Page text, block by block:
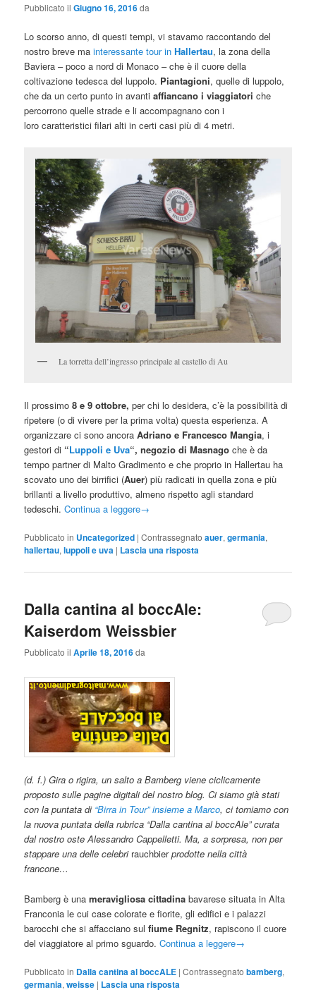
Pubblicato ilGiugno 16, 2016da
Lo scorso anno, di questi tempi, vi stavamo raccontando del
nostro breve mainteressante tour inHallertau, la zona della
Baviera – poco a nord di Monaco – che è il cuore della
coltivazione tedesca del luppolo. Piantagioni, quelle di luppolo,
che da un certo punto in avantiaffiancano i viaggiatori che
percorrono quelle strade e li accompagnano con i
loro caratteristici filari alti in certi casi più di 4 metri.
La torretta dell’ingresso principale al castello di Au
Il prossimo8 e 9 ottobre, per chi lo desidera, c’è la possibilità di
ripetere (o di vivere per la prima volta) questa esperienza. A
organizzare ci sono ancoraAdriano e Francesco Mangia, i
gestori di “Luppoli e Uva“, negozio di Masnago che è da
tempo partner di Malto Gradimento e che proprio in Hallertau ha
scovato uno dei birrifici (Auer) più radicati in quella zona e più
brillanti a livello produttivo, almeno rispetto agli standard
tedeschi.Continua a leggere→
Pubblicato in Uncategorized |Contrassegnato auer,germania,
hallertau,luppoli e uva | Lascia una risposta
Dalla cantina al boccAle:
Kaiserdom Weissbier
Pubblicato ilAprile 18, 2016da
(d. f.) Gira o rigira, un salto a Bamberg viene ciclicamente
proposto sulle pagine digitali del nostro blog. Ci siamo già stati
con la puntata di “Birra in Tour” insieme a Marco, ci torniamo con
la nuova puntata della rubrica “Dalla cantina al boccAle” curata
dal nostro oste Alessandro Cappelletti. Ma, a sorpresa, non per
stappare una delle celebri rauchbierprodotte nella città
francone…
Bamberg è unameravigliosa cittadina bavarese situata in Alta
Franconia le cui case colorate e fiorite, gli edifici e i palazzi
barocchi che si affacciano sulfiume Regnitz, rapiscono il cuore
del viaggiatore al primo sguardo.Continua a leggere→
Pubblicato in Dalla cantina al boccALE |Contrassegnato bamberg,
germania,weisse | Lascia una risposta